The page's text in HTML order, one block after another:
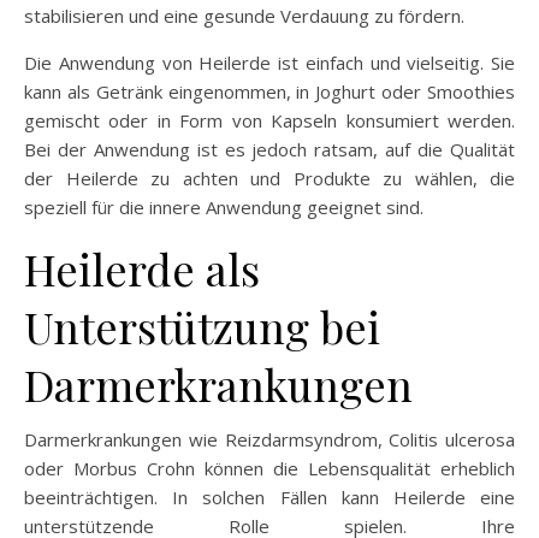
stabilisieren und eine gesunde Verdauung zu fördern.
Die Anwendung von Heilerde ist einfach und vielseitig. Sie
kann als Getränk eingenommen, in Joghurt oder Smoothies
gemischt oder in Form von Kapseln konsumiert werden.
Bei der Anwendung ist es jedoch ratsam, auf die Qualität
der Heilerde zu achten und Produkte zu wählen, die
speziell für die innere Anwendung geeignet sind.
Heilerde als
Unterstützung bei
Darmerkrankungen
Darmerkrankungen wie Reizdarmsyndrom, Colitis ulcerosa
oder Morbus Crohn können die Lebensqualität erheblich
beeinträchtigen. In solchen Fällen kann Heilerde eine
unterstützende Rolle spielen. Ihre